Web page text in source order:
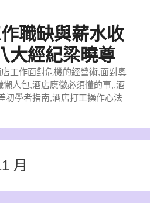
職缺與薪水收
大經紀梁曉尊
工作面對危機的經營術,面對奧
懶人包,酒店應徵必須懂的事,,酒
初學者指南,酒店打工操作心法
月